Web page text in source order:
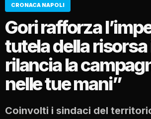
CRONACA NAPOLI
Gori rafforza
tutela della risorsa
rilancia la
nelle tue mani”
Coinvolti i sindaci del